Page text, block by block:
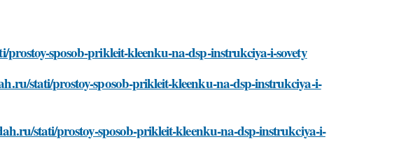
sposob-prikleit-kleenku-na-dsp-instrukciya-i-sovety
stati/prostoy-sposob-prikleit-kleenku-na-dsp-instrukciya-i-
stati/prostoy-sposob-prikleit-kleenku-na-dsp-instrukciya-i-